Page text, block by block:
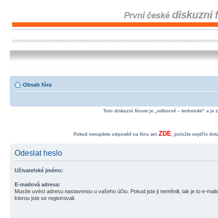
Obsah fóra
Toto diskuzní fórum je „odborně – technické“ a je
Pokud nenajdete odpověď na fóru ani ZDE, položte nejdřív
Odeslat heslo
Uživatelské jméno:
E-mailová adresa:
Musíte uvést adresu nastavenou u vašeho účtu. Pokud jste ji neměnili, tak je to e-
kterou jste se registrovali.